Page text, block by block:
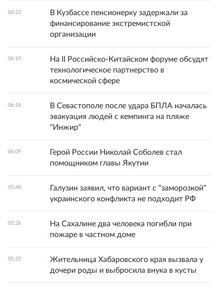
06:23
В Кузбассе пенсионерку задержали за
финансирование экстремистской
организации
06:19
На II Российско-Китайском форуме обсудят
технологическое партнерство в
космической сфере
06:18
В Севастополе после удара БПЛА началась
эвакуация людей с кемпинга на пляже
"Инжир"
06:09
Герой России Николай Соболев стал
помощником главы Якутии
05:48
Галузин заявил, что вариант с "заморозкой"
украинского конфликта не подходит РФ
05:26
На Сахалине два человека погибли при
пожаре в частном доме
05:25
Жительница Хабаровского края вызвала у
дочери роды и выбросила внука в кусты